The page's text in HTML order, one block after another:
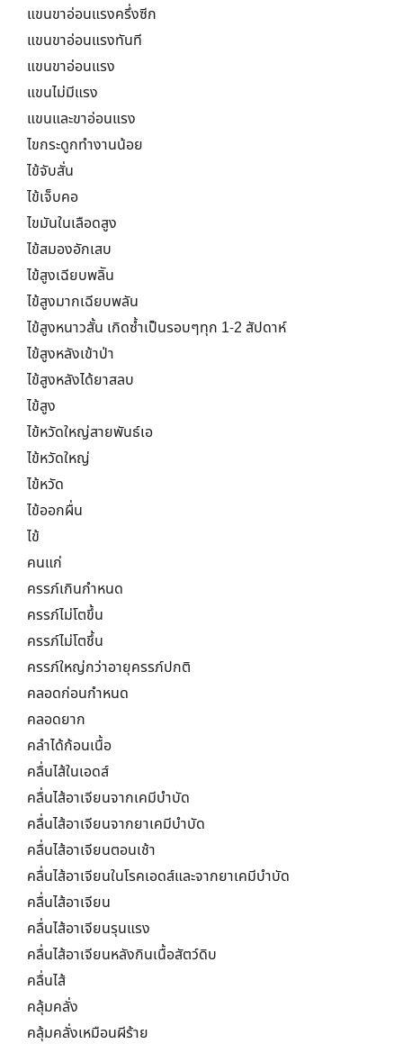
แขนขาอ่อนแรงครึ่งซีก
แขนขาอ่อนแรงทันที
แขนขาอ่อนแรง
แขนไม่มีแรง
แขนและขาอ่อนแรง
ไขกระดูกทำงานน้อย
ไข้จับสั่น
ไข้เจ็บคอ
ไขมันในเลือดสูง
ไข้สมองอักเสบ
ไข้สูงเฉียบพลิัน
ไข้สูงมากเฉียบพลัน
ไข้สูงหนาวสั้น เกิดซ้ำเป็นรอบๆทุก 1-2 สัปดาห์
ไข้สูงหลังเข้าป่า
ไข้สูงหลังได้ยาสลบ
ไข้สูง
ไข้หวัดใหญ่สายพันธ์เอ
ไข้หวัดใหญ่
ไข้หวัด
ไข้ออกผื่น
ไข้
คนแก่
ครรภ์เกินกำหนด
ครรภ์ไม่โตขึ้น
ครรภ์ไม่โตชึ้น
ครรภ์ใหญ่กว่าอายุครรภ์ปกติ
คลอดก่อนกำหนด
คลอดยาก
คลำได้ก้อนเนื้อ
คลื่นไส้ในเอดส์
คลื่นไส้อาเจียนจากเคมีบำบัด
คลื่นไส้อาเจียนจากยาเคมีบำบัด
คลื่นไส้อาเจียนตอนเช้า
คลื่นไส้อาเจียนในโรคเอดส์และจากยาเคมีบำบัด
คลื่นไส้อาเจียน
คลื่นไส้อาเจียนรุนแรง
คลื่นไส้อาเจียนหลังกินเนื้อสัตว์ดิบ
คลื่นไส้
คลุ้มคลั่ง
คลุ้มคลั่งเหมือนผีร้าย